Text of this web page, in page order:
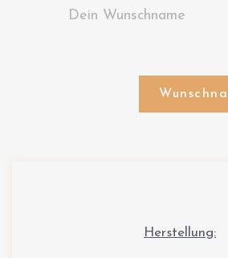
Herstellung: